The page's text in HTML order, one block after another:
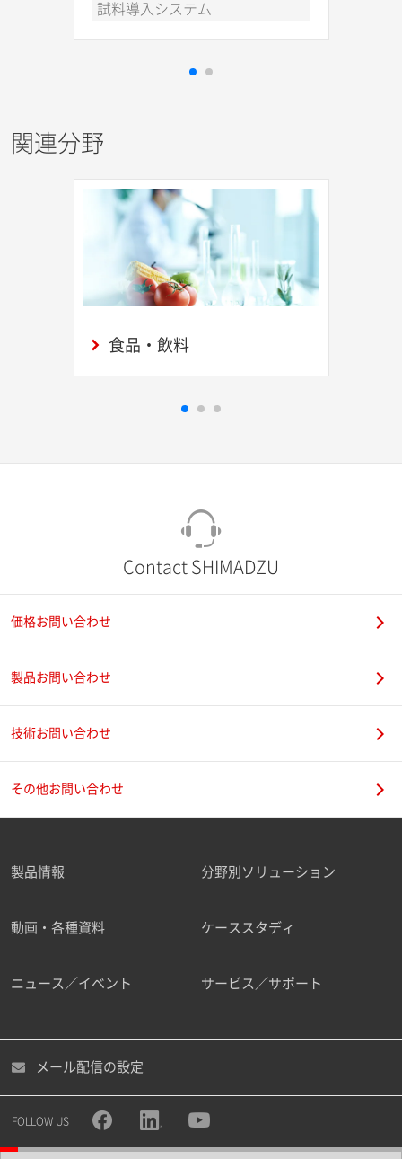
試料導入システム
関連分野
食品・飲料
Contact SHIMADZU
価格お問い合わせ
製品お問い合わせ
技術お問い合わせ
その他お問い合わせ
製品情報 分野別ソリューション
動画・各種資料 ケーススタディ
ニュース／イベント サービス／サポート
メール配信の設定
FOLLOW US